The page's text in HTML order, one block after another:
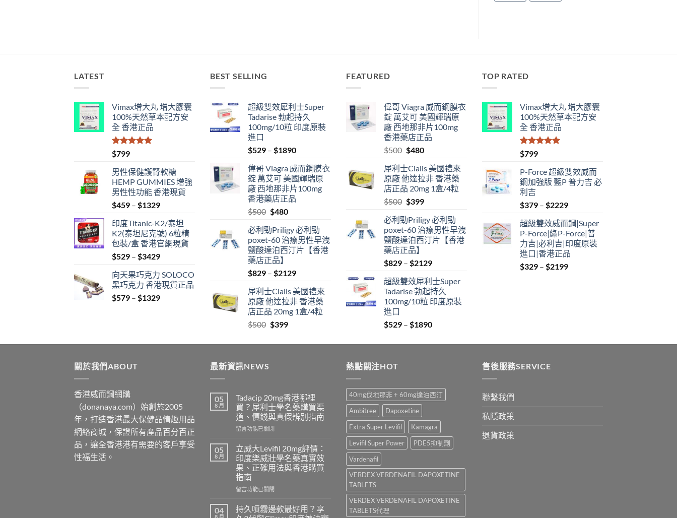
LATEST
Vimax增大丸 增大膠囊
100%天然草本配方安
全 香港正品
評分
滿分 5
$799
男性保健護腎軟糖
HEMP GUMMIES 增強
男性性功能 香港現貨
$459 – $1329Price
$459
through
$1329
印度Titanic-K2/泰坦
K2(泰坦尼克號) 6粒精
包裝/盒 香港官網現貨
$529 – $3429Price
$529
through
$3429
向天果巧克力 SOLOCO
黑巧克力 香港現貨正品
$579 – $1329Price
BEST SELLING
超級雙效犀利士Super
Tadarise 勃起持久
100mg/10粒 印度原裝
進口
$529 – $1890Price
$529
through
$1890
偉哥 Viagra 威而鋼膜衣
錠 萬艾可 美國輝瑞原
廠 西地那非片100mg
香港藥店正品
$500 Original
was:
$500.
$480Current
is:
$480.
必利勁Priligy 必利勁
poxet-60 治療男性早洩
鹽酸達泊西汀片【香港
藥店正品】
$829 – $2129Price
$829
through
$2129
犀利士Cialis 美國禮來
原廠 他達拉非 香港藥
店正品 20mg 1盒/4粒
$500 Original
was:
$399Current
is:
FEATURED
偉哥 Viagra 威而鋼膜衣
錠 萬艾可 美國輝瑞原
廠 西地那非片100mg
香港藥店正品
$500 Original
was:
$500.
$480Current
is:
$480.
犀利士Cialis 美國禮來
原廠 他達拉非 香港藥
店正品 20mg 1盒/4粒
$500 Original
was:
$500.
$399Current
is:
$399.
必利勁Priligy 必利勁
poxet-60 治療男性早洩
鹽酸達泊西汀片【香港
藥店正品】
$829 – $2129Price
$829
through
$2129
超級雙效犀利士Super
Tadarise 勃起持久
100mg/10粒 印度原裝
進口
$529 – $1890Price
$529
TOP RATED
Vimax增大丸 增大膠囊
100%天然草本配方安
全 香港正品
評分
滿分 5
$799
P-Force 超級雙效威而
鋼加強版 藍P 普力吉 必
利吉
$379 – $2229Price
$379
through
$2229
超級雙效威而鋼|Super
P-Force|綠P-Force|普
力吉|必利吉|印度原裝
進口|香港正品
$329 – $2199Price
關於我們ABOUT
香港威而鋼網購
（donanaya.com）始創於2005
年，打造香港最大保健品情趣用品
網絡商城，保證所有產品百分百正
品，讓全香港港有需要的客戶享受
性福生活。
最新資訊NEWS
05
8 月
Tadacip 20mg香港哪裡
買？犀利士學名藥購買渠
道、價錢與真假辨別指南
在
20mg
香
港
哪
裡
買？
利
士
留言功能已關閉
05
8 月
立威大Levifil 20mg評價：
印度樂威壯學名藥真實效
果、正確用法與香港購買
指南
在
威
大
留言功能已關閉
04
8 月
持久噴霧邊款最好用？享
熱點關注HOT
40mg伐地那非 + 60mg達泊西汀
Ambitree
Dapoxetine
Extra Super Levifil
Kamagra
Levifil Super Power
PDE5抑制劑
Vardenafil
VERDEX VERDENAFIL DAPOXETINE
TABLETS
VERDEX VERDENAFIL DAPOXETINE
TABLETS代理
售後服務SERVICE
聯繫我們
私隱政策
退貨政策